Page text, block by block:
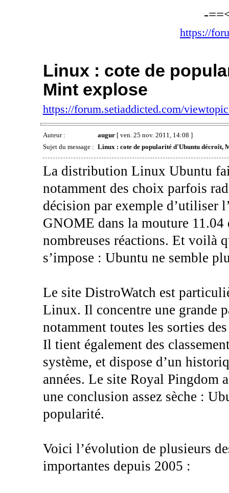
-
https://
Linux : cote de
Mint explose
https://forum.setiaddicted.com/
Auteur : augur[ ven. 25 nov. 2011, 14:08 ]
Sujet du message : Linux : cote de popularité d'Ubuntu décroît,
La distribution Linux Ubuntu
notamment des choix parfois
décision par exemple d’utiliser
GNOME dans la mouture
nombreuses réactions. Et voilà
s’impose : Ubuntu ne semble
Le site DistroWatch est
Linux. Il concentre une grande
notamment toutes les sorties
Il tient également des
système, et dispose d’un
années. Le site Royal Pingdom
une conclusion assez sèche :
popularité.
Voici l’évolution de plusieurs
importantes depuis 2005 :